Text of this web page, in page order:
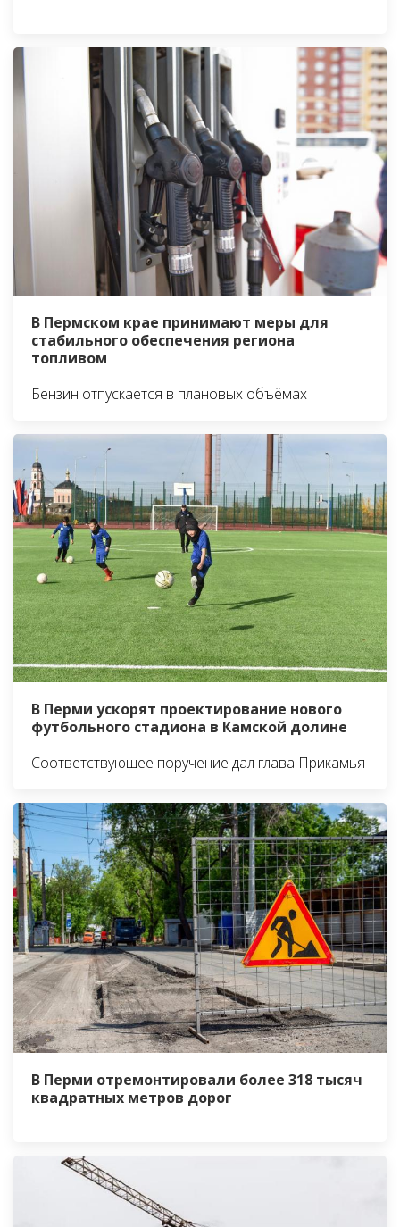
В Пермском крае принимают меры для
стабильного обеспечения региона
топливом
Бензин отпускается в плановых объёмах
В Перми ускорят проектирование нового
футбольного стадиона в Камской долине
Соответствующее поручение дал глава Прикамья
В Перми отремонтировали более 318 тысяч
квадратных метров дорог